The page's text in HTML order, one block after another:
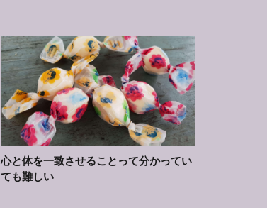
心と体を一致させることって分かってい
ても難しい